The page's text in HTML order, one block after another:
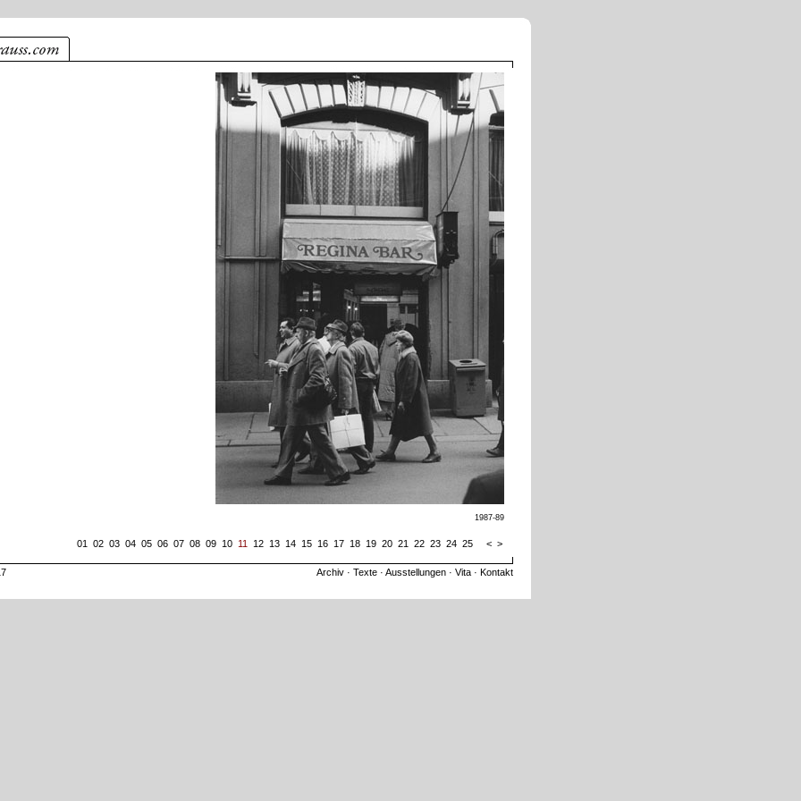
1987-89
01 02 03 04 05 06 07 08 09 10 11 12 13 14 15 16 17 18 19 20 21 22 23 24 25 < >
Archiv · Texte · Ausstellungen · Vita · Kontakt